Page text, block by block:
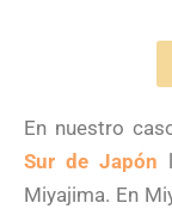
En nuestro
Sur de Japón
Miyajima. En